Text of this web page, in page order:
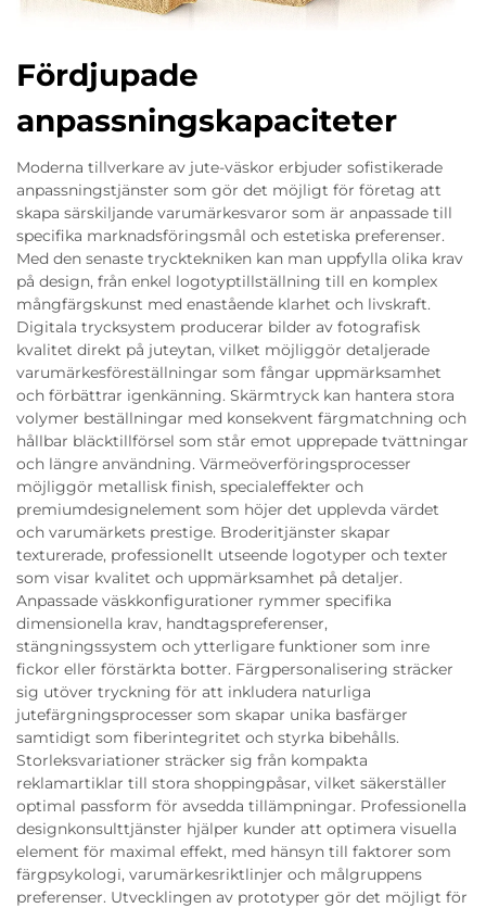
Fördjupade
anpassningskapaciteter
Moderna tillverkare av jute-väskor erbjuder sofistikerade
anpassningstjänster som gör det möjligt för företag att
skapa särskiljande varumärkesvaror som är anpassade till
specifika marknadsföringsmål och estetiska preferenser.
Med den senaste trycktekniken kan man uppfylla olika krav
på design, från enkel logotyptillställning till en komplex
mångfärgskunst med enastående klarhet och livskraft.
Digitala trycksystem producerar bilder av fotografisk
kvalitet direkt på juteytan, vilket möjliggör detaljerade
varumärkesföreställningar som fångar uppmärksamhet
och förbättrar igenkänning. Skärmtryck kan hantera stora
volymer beställningar med konsekvent färgmatchning och
hållbar bläcktillförsel som står emot upprepade tvättningar
och längre användning. Värmeöverföringsprocesser
möjliggör metallisk finish, specialeffekter och
premiumdesignelement som höjer det upplevda värdet
och varumärkets prestige. Broderitjänster skapar
texturerade, professionellt utseende logotyper och texter
som visar kvalitet och uppmärksamhet på detaljer.
Anpassade väskkonfigurationer rymmer specifika
dimensionella krav, handtagspreferenser,
stängningssystem och ytterligare funktioner som inre
fickor eller förstärkta botter. Färgpersonalisering sträcker
sig utöver tryckning för att inkludera naturliga
jutefärgningsprocesser som skapar unika basfärger
samtidigt som fiberintegritet och styrka bibehålls.
Storleksvariationer sträcker sig från kompakta
reklamartiklar till stora shoppingpåsar, vilket säkerställer
optimal passform för avsedda tillämpningar. Professionella
designkonsulttjänster hjälper kunder att optimera visuella
element för maximal effekt, med hänsyn till faktorer som
färgpsykologi, varumärkesriktlinjer och målgruppens
preferenser. Utvecklingen av prototyper gör det möjligt för